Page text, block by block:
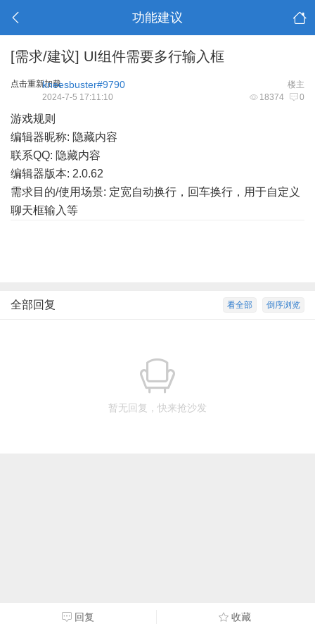
功能建议
[需求/建议] UI组件需要多行输入框
点击重新加载 楼主
kneesbuster#9790
18374 0
2024-7-5 17:11:10
游戏规则
编辑器昵称: 隐藏内容
联系QQ: 隐藏内容
编辑器版本: 2.0.62
需求目的/使用场景: 定宽自动换行，回车换行，用于自定义
聊天框输入等
倒序浏览
看全部
全部回复
暂无回复，快来抢沙发
回复 收藏